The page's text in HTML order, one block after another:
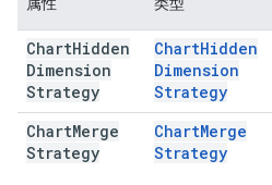
ChartHidden
Dimension
Strategy
ChartHidden
Dimension
Strategy
ChartMerge
Strategy
ChartMerge
Strategy